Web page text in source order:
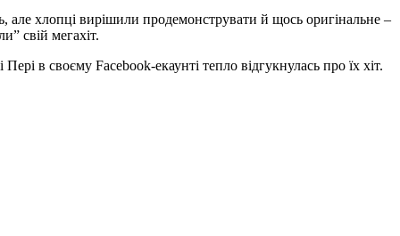
але хлопці вирішили продемонструвати й щось оригінальне –
свій мегахіт.
в своєму Facebook-екаунті тепло відгукнулась про їх хіт.